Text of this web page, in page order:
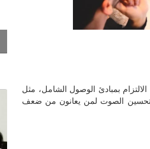
بمبادئ الوصول الشامل، مثل
تحسين الصوت لمن يعانون من ضعف